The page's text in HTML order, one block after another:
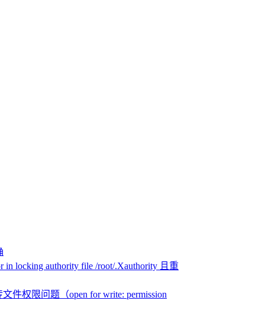
in locking authority file /root/.Xauthority 且重
件权限问题（open for write: permission